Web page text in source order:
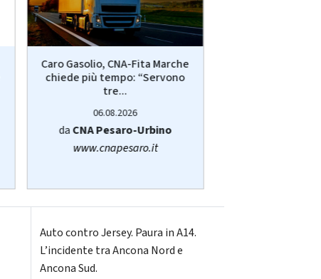
Caro Gasolio, CNA-Fita Marche
chiede più tempo: “Servono
tre...
06.08.2026
daCNA Pesaro-Urbino
www.cnapesaro.it
Auto contro Jersey. Paura in A14.
L’incidente tra Ancona Nord e
Ancona Sud.